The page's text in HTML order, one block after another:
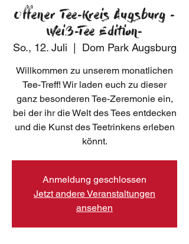
Offener Tee-Kreis Augsburg -
Weiß-Tee Edition-
So., 12. Juli Dom Park Augsburg
Willkommen zu unserem monatlichen
Tee-Treff! Wir laden euch zu dieser
ganz besonderen Tee-Zeremonie ein,
bei der ihr die Welt des Tees entdecken
und die Kunst des Teetrinkens erleben
könnt.
Anmeldung geschlossen
Jetzt andere Veranstaltungen
ansehen